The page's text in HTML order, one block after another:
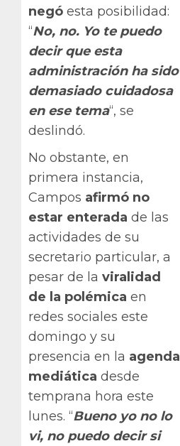
negó esta posibilidad:
“No, no. Yo te puedo
decir que esta
administración ha sido
demasiado cuidadosa
en ese tema“, se
deslindó.
No obstante, en
primera instancia,
Campos afirmó no
estar enterada de las
actividades de su
secretario particular, a
pesar de la viralidad
de la polémica en
redes sociales este
domingo y su
presencia en la agenda
mediática desde
temprana hora este
lunes. “Bueno yo no lo
vi, no puedo decir si